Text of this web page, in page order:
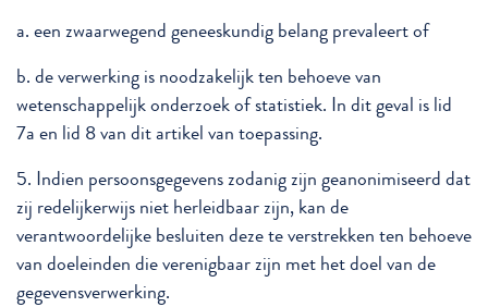
a. een zwaarwegend geneeskundig belang prevaleert of
b. de verwerking is noodzakelijk ten behoeve van
wetenschappelijk onderzoek of statistiek. In dit geval is lid
7a en lid 8 van dit artikel van toepassing.
5. Indien persoonsgegevens zodanig zijn geanonimiseerd dat
zij redelijkerwijs niet herleidbaar zijn, kan de
verantwoordelijke besluiten deze te verstrekken ten behoeve
van doeleinden die verenigbaar zijn met het doel van de
gegevensverwerking.